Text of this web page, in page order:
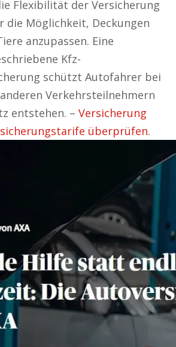
Flexibilität der Versicherung
die Möglichkeit, Deckungen
anzupassen. Eine
Kfz-
schützt Autofahrer bei
Verkehrsteilnehmern
entstehen. – Versicherung
überprüfen.